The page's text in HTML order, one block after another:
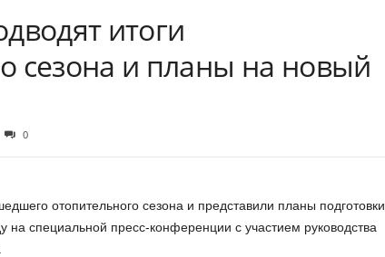
итоги
сезона и планы на новый
0
отопительного сезона и представили планы подготовки
специальной пресс-конференции с участием руководства